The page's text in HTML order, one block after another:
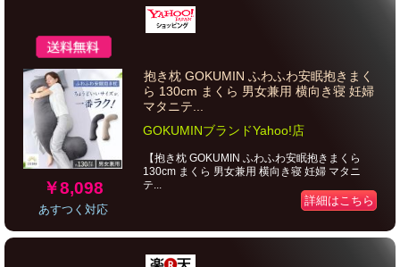
￥8,098
あすつく対応
抱き枕 GOKUMIN ふわふわ安眠抱きまく
ら 130cm まくら 男女兼用 横向き寝 妊婦
マタニテ...
GOKUMINブランドYahoo!店
【抱き枕 GOKUMIN ふわふわ安眠抱きまくら
130cm まくら 男女兼用 横向き寝 妊婦 マタニ
テ...
詳細はこちら